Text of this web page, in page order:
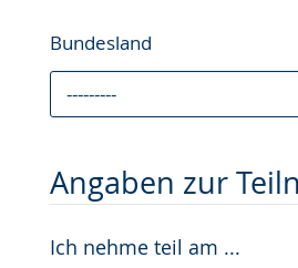
Bundesland
Angaben zur
Ich nehme teil am ...